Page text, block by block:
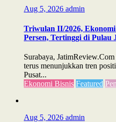
Aug 5, 2026 admin
Triwulan II/2026,
Persen, Tertinggi di Pulau
Surabaya,
terus menunjukkan tren
Pusat...
Ekonomi Bisnis Featured
Aug 5, 2026 admin